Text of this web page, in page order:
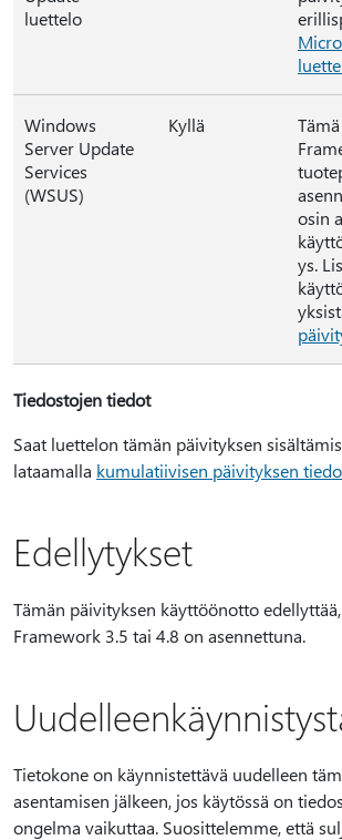
luettelo
Windows
Server Update
Services
(WSUS)
Kyllä
osin
ys.
Tiedostojen tiedot
Saat luettelon tämän päivityksen
lataamalla kumulatiivisen päivityksen
Edellytykset
Tämän päivityksen käyttöönotto edellyttää,
Framework 3.5 tai 4.8 on asennettuna.
Tietokone on käynnistettävä uudelleen
asentamisen jälkeen, jos käytössä on
ongelma vaikuttaa. Suosittelemme, että